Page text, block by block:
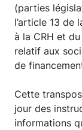
(parties
l’article 13 de
à la CRH et
relatif aux
de
Cette
jour des
informations